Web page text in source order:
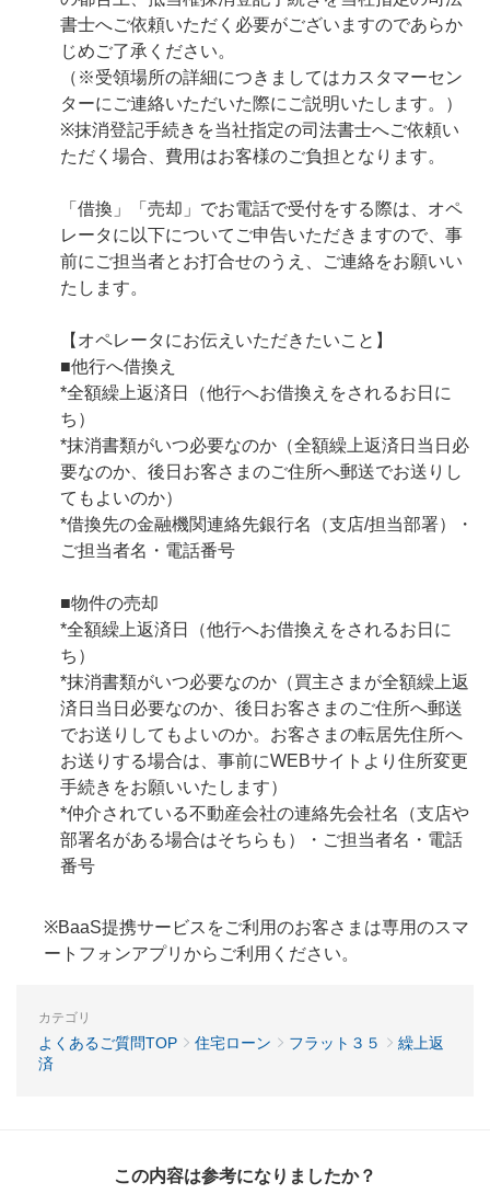
書士へご依頼いただく必要がございますのであらか
じめご了承ください。
（※受領場所の詳細につきましてはカスタマーセン
ターにご連絡いただいた際にご説明いたします。）
※抹消登記手続きを当社指定の司法書士へご依頼い
ただく場合、費用はお客様のご負担となります。
「借換」「売却」でお電話で受付をする際は、オペ
レータに以下についてご申告いただきますので、事
前にご担当者とお打合せのうえ、ご連絡をお願いい
たします。
【オペレータにお伝えいただきたいこと】
■他行へ借換え
*全額繰上返済日（他行へお借換えをされるお日に
ち）
*抹消書類がいつ必要なのか（全額繰上返済日当日必
要なのか、後日お客さまのご住所へ郵送でお送りし
てもよいのか）
*借換先の金融機関連絡先銀行名（支店/担当部署）・
ご担当者名・電話番号
■物件の売却
*全額繰上返済日（他行へお借換えをされるお日に
ち）
*抹消書類がいつ必要なのか（買主さまが全額繰上返
済日当日必要なのか、後日お客さまのご住所へ郵送
でお送りしてもよいのか。お客さまの転居先住所へ
お送りする場合は、事前にWEBサイトより住所変更
手続きをお願いいたします）
*仲介されている不動産会社の連絡先会社名（支店や
部署名がある場合はそちらも）・ご担当者名・電話
番号
※BaaS提携サービスをご利用のお客さまは専用のスマ
ートフォンアプリからご利用ください。
カテゴリ
よくあるご質問TOP 住宅ローン フラット３５
繰上返
済
この内容は参考になりましたか？